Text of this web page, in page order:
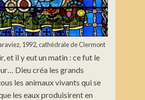
1992, cathédrale de Clermont
et il y eut un matin : ce fut le
Dieu créa les grands
les animaux vivants qui se
les eaux produisirent en